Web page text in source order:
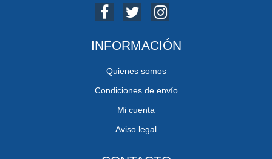
INFORMACIÓN
Quienes somos
Condiciones de envío
Mi cuenta
Aviso legal